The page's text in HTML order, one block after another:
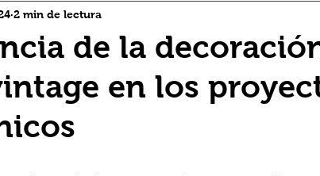
de la
en los
2 min de lectura